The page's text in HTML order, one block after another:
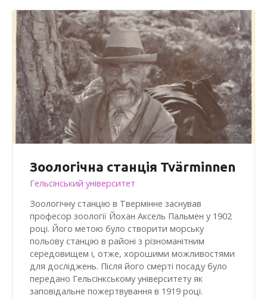
Зоологічна станція Tvärminnen
Гельсінський університет
Зоологічну станцію в Твермінне заснував
професор зоології Йохан Аксель Пальмен у 1902
році. Його метою було створити морську
польову станцію в районі з різноманітним
середовищем і, отже, хорошими можливостями
для досліджень. Після його смерті посаду було
передано Гельсінкському університету як
заповідальне пожертвування в 1919 році.